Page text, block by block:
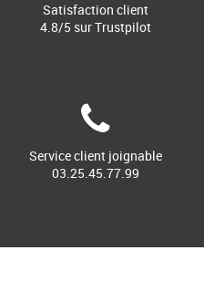
Satisfaction client
4.8/5 sur Trustpilot
Service client joignable
03.25.45.77.99